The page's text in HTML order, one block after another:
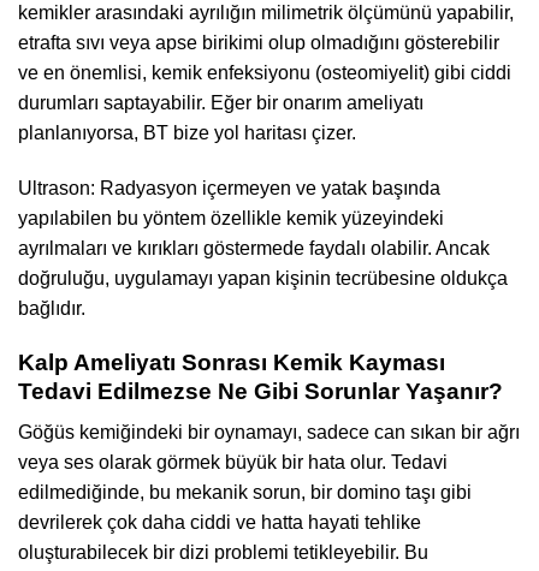
kemikler arasındaki ayrılığın milimetrik ölçümünü yapabilir,
etrafta sıvı veya apse birikimi olup olmadığını gösterebilir
ve en önemlisi, kemik enfeksiyonu (osteomiyelit) gibi ciddi
durumları saptayabilir. Eğer bir onarım ameliyatı
planlanıyorsa, BT bize yol haritası çizer.
Ultrason: Radyasyon içermeyen ve yatak başında
yapılabilen bu yöntem özellikle kemik yüzeyindeki
ayrılmaları ve kırıkları göstermede faydalı olabilir. Ancak
doğruluğu, uygulamayı yapan kişinin tecrübesine oldukça
bağlıdır.
Kalp Ameliyatı Sonrası Kemik Kayması
Tedavi Edilmezse Ne Gibi Sorunlar Yaşanır?
Göğüs kemiğindeki bir oynamayı, sadece can sıkan bir ağrı
veya ses olarak görmek büyük bir hata olur. Tedavi
edilmediğinde, bu mekanik sorun, bir domino taşı gibi
devrilerek çok daha ciddi ve hatta hayati tehlike
oluşturabilecek bir dizi problemi tetikleyebilir. Bu